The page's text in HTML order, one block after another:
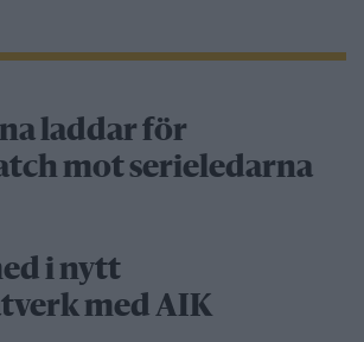
laddar för
mot serieledarna
i nytt
med AIK